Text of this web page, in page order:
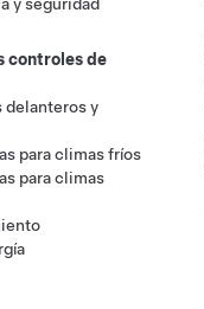
controles de
delanteros y
para climas fríos
para climas